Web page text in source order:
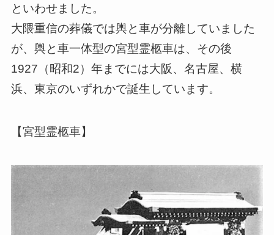
といわせました。
大隈重信の葬儀では輿と車が分離していました
が、輿と車一体型の宮型霊柩車は、その後
1927（昭和2）年までには大阪、名古屋、横
浜、東京のいずれかで誕生しています。
【宮型霊柩車】